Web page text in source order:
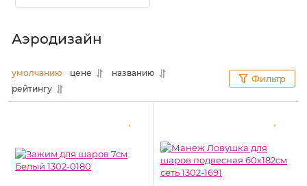
Аэродизайн
умолчанию цене
названию
рейтингу
Фильтр